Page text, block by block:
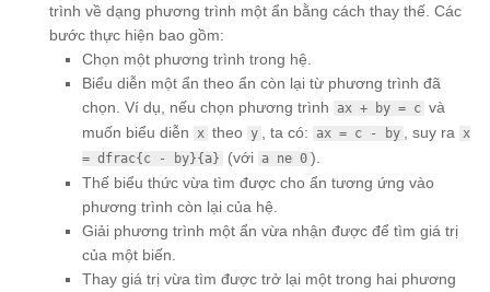
trình về dạng phương trình một ẩn bằng cách thay thế. Các
bước thực hiện bao gồm:
Chọn một phương trình trong hệ.
Biểu diễn một ẩn theo ẩn còn lại từ phương trình đã
chọn. Ví dụ, nếu chọn phương trình
ax + by = c và
muốn biểu diễn x theo y , ta có: ax = c - by , suy ra x
= dfrac{c - by}{a}
(với a ne 0 ).
Thế biểu thức vừa tìm được cho ẩn tương ứng vào
phương trình còn lại của hệ.
Giải phương trình một ẩn vừa nhận được để tìm giá trị
của một biến.
Thay giá trị vừa tìm được trở lại một trong hai phương